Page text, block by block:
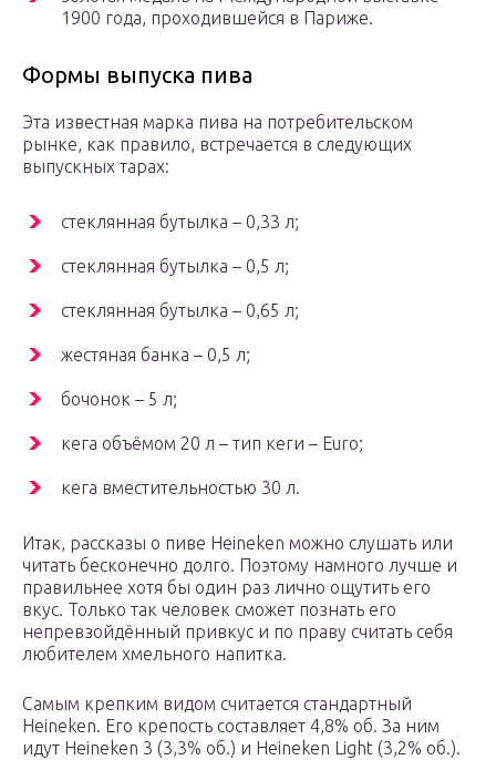
1900 года, проходившейся в Париже.
Формы выпуска пива
Эта известная марка пива на потребительском
рынке, как правило, встречается в следующих
выпускных тарах:
стеклянная бутылка – 0,33 л;
стеклянная бутылка – 0,5 л;
стеклянная бутылка – 0,65 л;
жестяная банка – 0,5 л;
бочонок – 5 л;
кега объёмом 20 л – тип кеги – Euro;
кега вместительностью 30 л.
Итак, рассказы о пиве Heineken можно слушать или
читать бесконечно долго. Поэтому намного лучше и
правильнее хотя бы один раз лично ощутить его
вкус. Только так человек сможет познать его
непревзойдённый привкус и по праву считать себя
любителем хмельного напитка.
Самым крепким видом считается стандартный
Heineken. Его крепость составляет 4,8% об. За ним
идут Heineken 3 (3,3% об.) и Heineken Light (3,2% об.).